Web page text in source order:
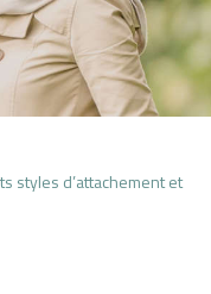
styles d’attachement et